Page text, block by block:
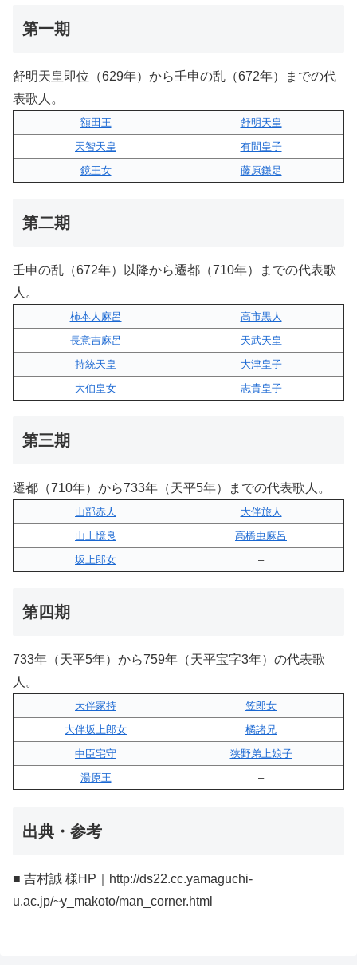
第一期
舒明天皇即位（629年）から壬申の乱（672年）までの代
表歌人。
額田王
舒明天皇
天智天皇
有間皇子
鏡王女
藤原鎌足
第二期
壬申の乱（672年）以降から遷都（710年）までの代表歌
人。
柿本人麻呂
高市黒人
長意吉麻呂
天武天皇
持統天皇
大津皇子
大伯皇女
志貴皇子
第三期
遷都（710年）から733年（天平5年）までの代表歌人。
山部赤人
大伴旅人
山上憶良
高橋虫麻呂
坂上郎女
–
第四期
733年（天平5年）から759年（天平宝字3年）の代表歌
人。
大伴家持
笠郎女
大伴坂上郎女
橘諸兄
中臣宅守
狭野弟上娘子
湯原王
–
出典・参考
■ 吉村誠 様HP｜http://ds22.cc.yamaguchi-
u.ac.jp/~y_makoto/man_corner.html